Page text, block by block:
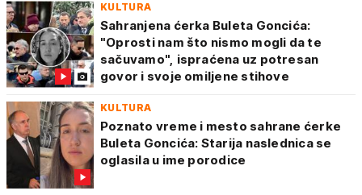
KULTURA
Sahranjena ćerka Buleta Goncića:
"Oprosti nam što nismo mogli da te
sačuvamo", ispraćena uz potresan
govor i svoje omiljene stihove
KULTURA
Poznato vreme i mesto sahrane ćerke
Buleta Goncića: Starija naslednica se
oglasila u ime porodice